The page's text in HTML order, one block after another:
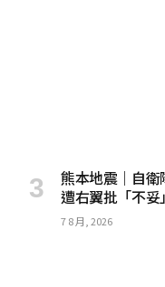
熊本地震｜自
遭右翼批「不妥」
7 8 月, 2026